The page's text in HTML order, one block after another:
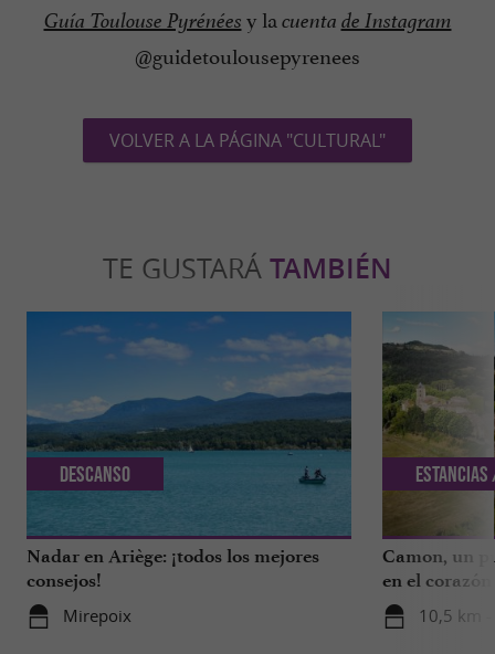
Guía Toulouse Pyrénées y la cuenta de Instagram
@guidetoulousepyrenees
VOLVER A LA PÁGINA "CULTURAL"
TE GUSTARÁ TAMBIÉN
Nadar en Ariège: ¡todos los mejores
consejos!
Mirepoix
Descanso
Camon, un
en el
10,5 km
Estancias